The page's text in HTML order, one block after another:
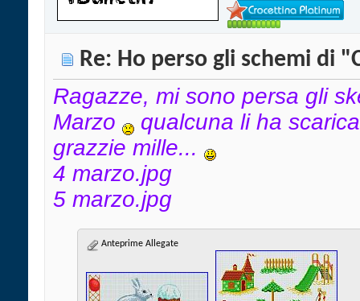
Re: Ho perso gli schemi di
Ragazze, mi sono persa gli
Marzo
qualcuna li ha
grazzie mille...
4 marzo.jpg
5 marzo.jpg
Anteprime Allegate